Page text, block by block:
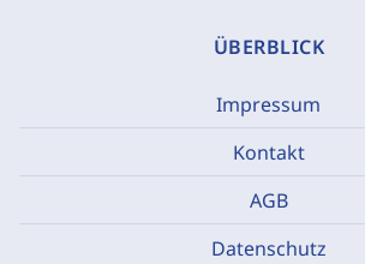
ÜBERBLICK
Impressum
Kontakt
AGB
Datenschutz